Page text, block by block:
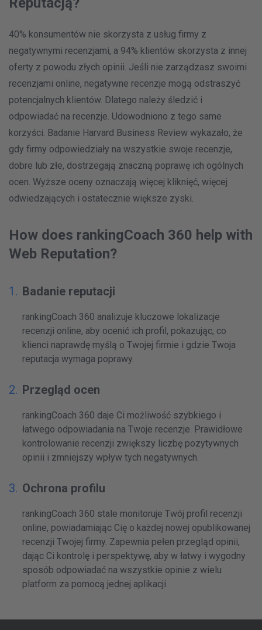
40% konsumentów nie skorzysta z usług firmy z
negatywnymi recenzjami, a 94% klientów skorzysta z innej
oferty z powodu złych opinii. Jeśli nie zarządzasz swoimi
recenzjami online, negatywne recenzje mogą odstraszyć
potencjalnych klientów. Dlatego należy śledzić i
odpowiadać na recenzje. Udowodniono z tego same
korzyści. Badanie Harvard Business Review wykazało, że
gdy firmy odpowiedziały na wszystkie swoje recenzje,
dobre lub złe, dostrzegają znaczną poprawę ich ogólnych
ocen. Wyższe oceny oznaczają więcej kliknięć, więcej
odwiedzających i ostatecznie większe zyski.
How does rankingCoach 360 help with
Web Reputation?
Badanie reputacji
rankingCoach 360 analizuje kluczowe lokalizacje
recenzji online, aby ocenić ich profil, pokazując, co
klienci naprawdę myślą o Twojej firmie i gdzie Twoja
reputacja wymaga poprawy.
Przegląd ocen
rankingCoach 360 daje Ci możliwość szybkiego i
łatwego odpowiadania na Twoje recenzje. Prawidłowe
kontrolowanie recenzji zwiększy liczbę pozytywnych
opinii i zmniejszy wpływ tych negatywnych.
Ochrona profilu
rankingCoach 360 stale monitoruje Twój profil recenzji
online, powiadamiając Cię o każdej nowej opublikowanej
recenzji Twojej firmy. Zapewnia pełen przegląd opinii,
dając Ci kontrolę i perspektywę, aby w łatwy i wygodny
sposób odpowiadać na wszystkie opinie z wielu
platform za pomocą jednej aplikacji.